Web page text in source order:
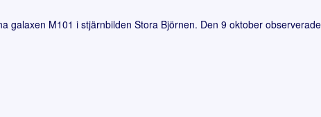
galaxen M101 i stjärnbilden Stora Björnen. Den 9 oktober